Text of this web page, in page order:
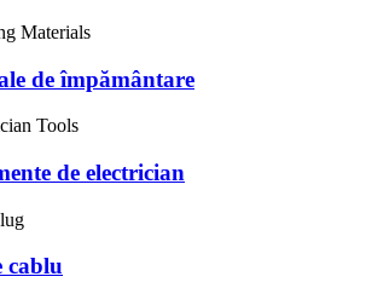
de împământare
de electrician
cablu